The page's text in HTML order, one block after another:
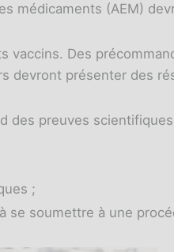
médicaments (AEM)
vaccins. Des
devront présenter des
des preuves
;
se soumettre à une